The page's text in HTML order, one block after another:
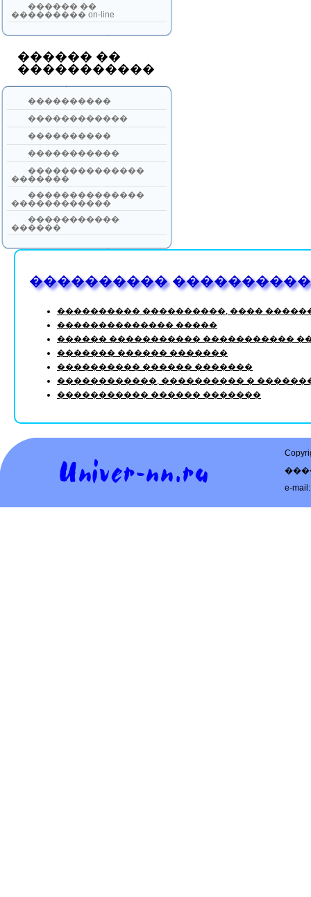
������ ��
��������� on-line
������ ��
�����������
����������
������������
����������
�����������
��������������
�������
��������������
������������
�����������
������
���������� ����������
���������� ����������, ����
�������������� �����
������ ����������� �����������
������� ������ �������
���������� ������ �������
������������, ���������� �
����������� ������ �������
e-